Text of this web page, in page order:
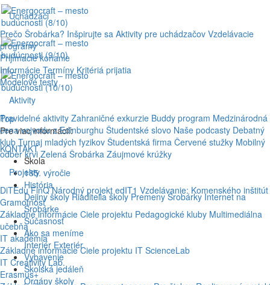
Uchádzači
Prečo Šrobárka? Inšpirujte sa Aktivity pre uchádzačov Vzdelávacie
programy
Prijímacie konanie
Informácie Termíny Kritériá prijatia
Modelové testy
Aktivity
Pravidelné aktivity Zahraničné exkurzie Buddy program Medzinárodná
cena vojvodu z Edinburghu Študentské slovo Naše podcasty Debatný
klub Turnaj mladých fyzikov Študentská firma Červené stužky Mobilný
odber krvi Zelená Šrobárka Záujmové krúžky
Projekty
DiTEdu FinQ Národný projekt edIT1 Vzdelávanie: Komenského inštitút
Gramotnosť
Základné informácie Ciele projektu Pedagogické kluby Multimediálna
učebňa
IT akadémia
Základné informácie Ciele projektu IT ScienceLab
IT Creativity Lab.
Erasmus+
Top
Pre viac informácií:
KONTAKT
Škola
135. výročie
História
Dejiny školy Riaditelia školy Premeny Šrobárky Internet na
Šrobárke
Súčasnosť
Ako sa meníme
Interiér Exteriér
Vybavenie
Školská jedáleň
Orgány školy